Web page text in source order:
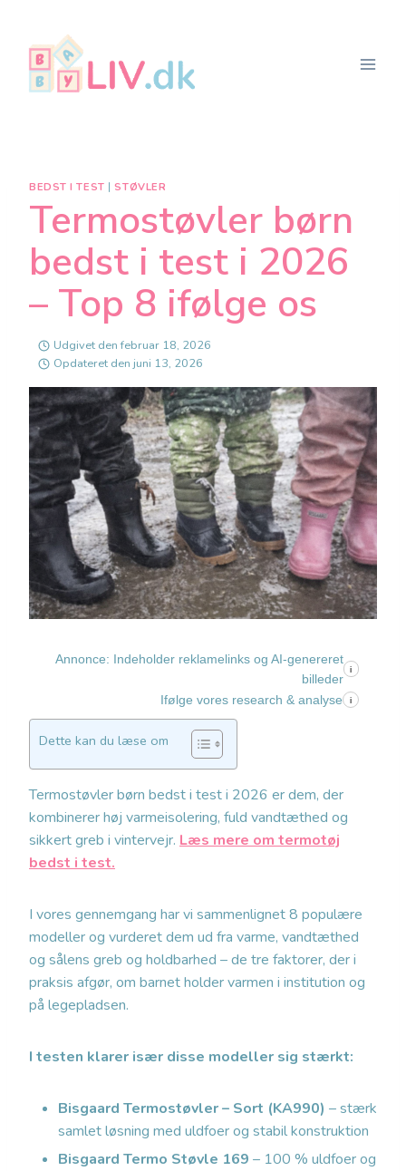
indhold
BEDST I TEST |STØVLER
Termostøvler børn
bedst i test i 2026
– Top 8 ifølge os
Udgivet den februar 18, 2026
Opdateret den juni 13, 2026
Annonce: Indeholder reklamelinks og AI-genereret
billeder
i
Ifølge vores research & analyse i
Dette kan du læse om
Termostøvler børn bedst i test i 2026 er dem, der
kombinerer høj varmeisolering, fuld vandtæthed og
sikkert greb i vintervejr. Læs mere om termotøj
bedst i test.
I vores gennemgang har vi sammenlignet 8 populære
modeller og vurderet dem ud fra varme, vandtæthed
og sålens greb og holdbarhed – de tre faktorer, der i
praksis afgør, om barnet holder varmen i institution og
på legepladsen.
I testen klarer især disse modeller sig stærkt:
Bisgaard Termostøvler – Sort (KA990) – stærk
samlet løsning med uldfoer og stabil konstruktion
Bisgaard Termo Støvle 169 – 100 % uldfoer og